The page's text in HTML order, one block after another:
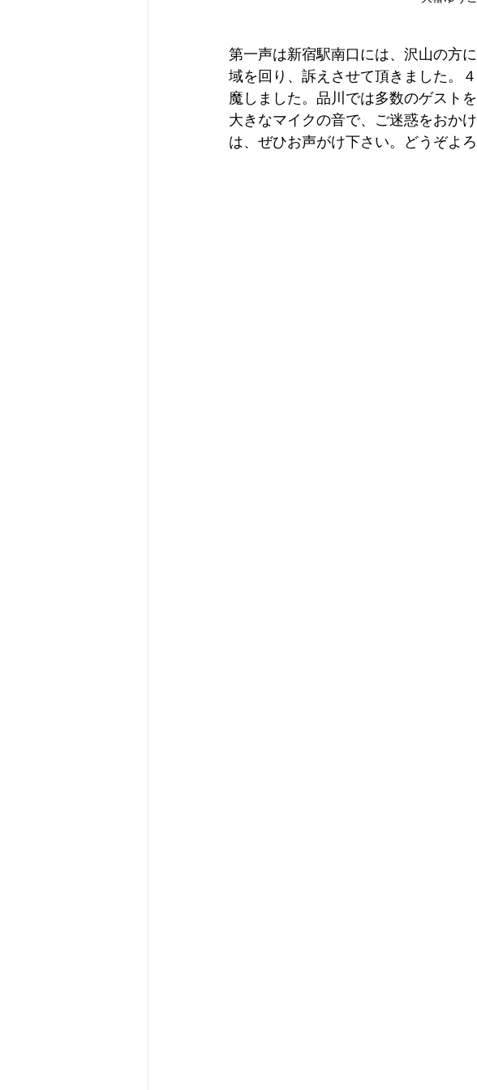
第一声は新宿駅南口には、沢山の方
域を回り、訴えさせて頂きました。
魔しました。品川では多数のゲスト
大きなマイクの音で、ご迷惑をおか
は、ぜひお声がけ下さい。どうぞよ